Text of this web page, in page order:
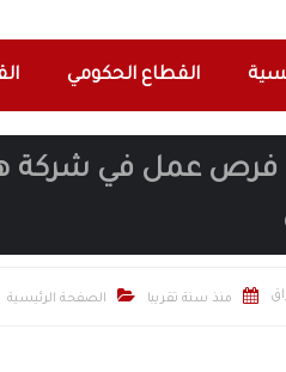
القطاع الحكومي
فرص عمل في شركة
 منذ سنة تقريبا  الصفحة الرئيسية